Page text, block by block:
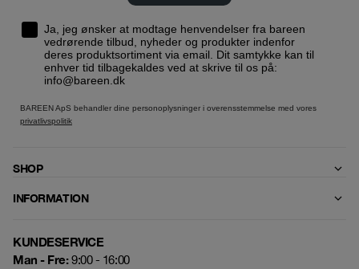
Ja, jeg ønsker at modtage henvendelser fra bareen
vedrørende tilbud, nyheder og produkter indenfor
deres produktsortiment via email. Dit samtykke kan til
enhver tid tilbagekaldes ved at skrive til os på:
info@bareen.dk
BAREEN ApS behandler dine personoplysninger i overensstemmelse med vores
privatlivspolitik
SHOP
INFORMATION
KUNDESERVICE
Man - Fre:9:00 - 16:00